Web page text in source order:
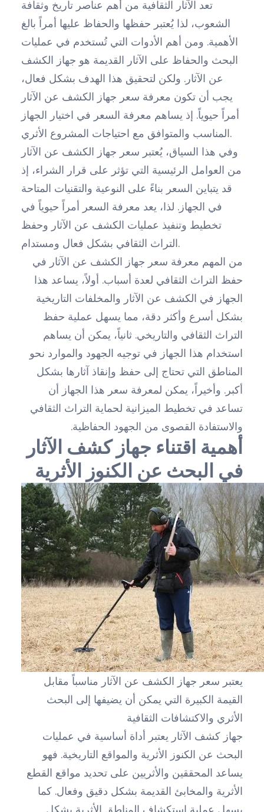
تعد الآثار الثقافية من أهم عناصر تاريخ وثقافة
الشعوب، لذا يُعتبر حفظها والحفاظ عليها أمراً بالغ
الأهمية. ومن أهم الأدوات التي تُستخدم في عمليات
البحث والحفاظ على الآثار القديمة هو جهاز الكشف
عن الآثار. ولكن لتحقيق هذا الهدف بشكل فعال،
يجب أن تكون معرفة سعر جهاز الكشف عن الآثار
أمراً حيوياً. إذ يساهم معرفة السعر في اختيار الجهاز
المناسب والمتوافق مع احتياجات المشروع الأثري.
وفي هذا السياق، يُعتبر سعر جهاز الكشف عن الآثار
من العوامل الرئيسية التي تؤثر على قرار الشراء، إذ
قد يتباين السعر بناءً على النوعية والتقنيات المتاحة
في الجهاز. لذا، يعد معرفة السعر أمراً حيوياً في
تخطيط وتنفيذ عمليات الكشف عن الآثار وحفظ
التراث الثقافي بشكل فعال ومستدام.
من المهم معرفة سعر جهاز الكشف عن الآثار في
حفظ التراث الثقافي لعدة أسباب. أولاً، يساعد هذا
الجهاز في الكشف عن الآثار والمخلفات التاريخية
بشكل أسرع وأكثر دقة، مما يسهل عملية حفظ
التراث الثقافي والتاريخي. ثانياً، يمكن أن يساهم
استخدام هذا الجهاز في توجيه الجهود والموارد نحو
المناطق التي تحتاج إلى حفظ وإنقاذ آثارها بشكل
أكبر. وأخيراً، يمكن لمعرفة سعر هذا الجهاز أن
تساعد في تخطيط الميزانية لحماية التراث الثقافي
والاستفادة القصوى من الجهود الحفاظية.
أهمية اقتناء جهاز كشف الآثار
في البحث عن الكنوز الأثرية
يعتبر سعر جهاز الكشف عن الآثار مناسباً مقابل
القيمة الكبيرة التي يمكن أن يضيفها إلى البحث
الأثري والاكتشافات الثقافية
جهاز كشف الآثار يعتبر أداة أساسية في عمليات
البحث عن الكنوز الأثرية والمواقع التاريخية. فهو
يساعد المحققين والأثريين على تحديد مواقع القطع
الأثرية والمخابئ القديمة بشكل دقيق وفعال. كما